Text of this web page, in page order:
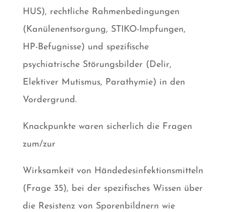
HUS), rechtliche Rahmenbedingungen
(Kanülenentsorgung, STIKO-Impfungen,
HP-Befugnisse) und spezifische
psychiatrische Störungsbilder (Delir,
Elektiver Mutismus, Parathymie) in den
Vordergrund.
Knackpunkte waren sicherlich die Fragen
zum/zur
Wirksamkeit von Händedesinfektionsmitteln
(Frage 35), bei der spezifisches Wissen über
die Resistenz von Sporenbildnern wie